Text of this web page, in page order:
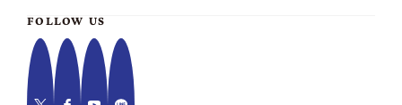
FOLLOW US